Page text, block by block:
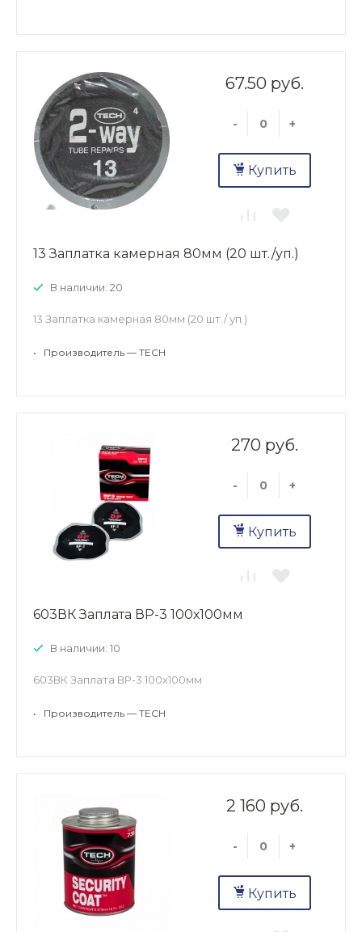
67.50 руб.
- +
Купить
13 Заплатка камерная 80мм (20 шт./уп.)
В наличии: 20
13 Заплатка камерная 80мм (20 шт./ уп.)
• Производитель — TECH
270 руб.
- +
Купить
603ВК Заплата ВР-3 100х100мм
В наличии: 10
603ВК Заплата ВР-3 100х100мм
• Производитель — TECH
2 160 руб.
- +
Купить